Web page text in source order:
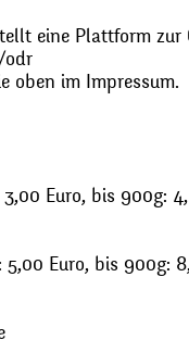
eine Plattform
odr
oben im Impressum.
Euro, bis 900g:
Euro, bis 900g: